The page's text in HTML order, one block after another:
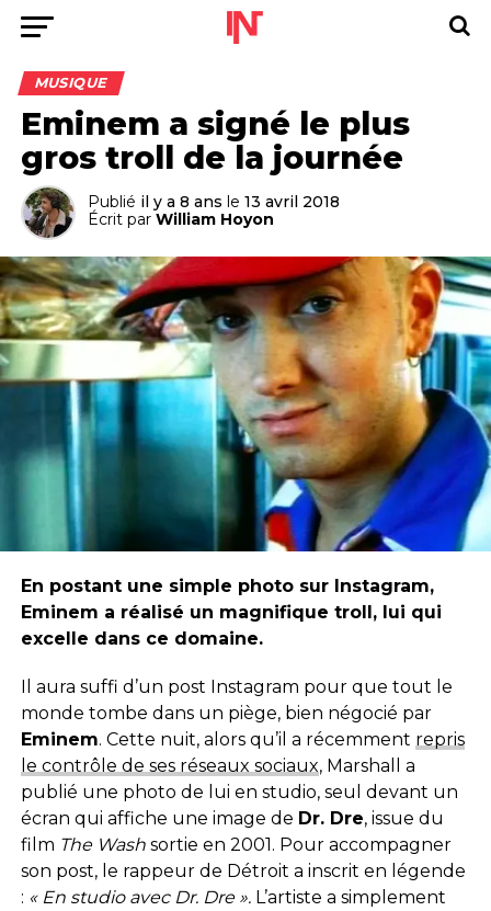
MUSIQUE
Eminem a signé le plus
gros troll de la journée
Publié il y a 8 ans le 13 avril 2018
Écrit par William Hoyon
En postant une simple photo sur Instagram,
Eminem a réalisé un magnifique troll, lui qui
excelle dans ce domaine.
Il aura suffi d’un post Instagram pour que tout le
monde tombe dans un piège, bien négocié par
Eminem. Cette nuit, alors qu’il a récemment repris
le contrôle de ses réseaux sociaux, Marshall a
publié une photo de lui en studio, seul devant un
écran qui affiche une image de Dr. Dre, issue du
film The Washsortie en 2001. Pour accompagner
son post, le rappeur de Détroit a inscrit en légende
: « En studio avec Dr. Dre ». L’artiste a simplement